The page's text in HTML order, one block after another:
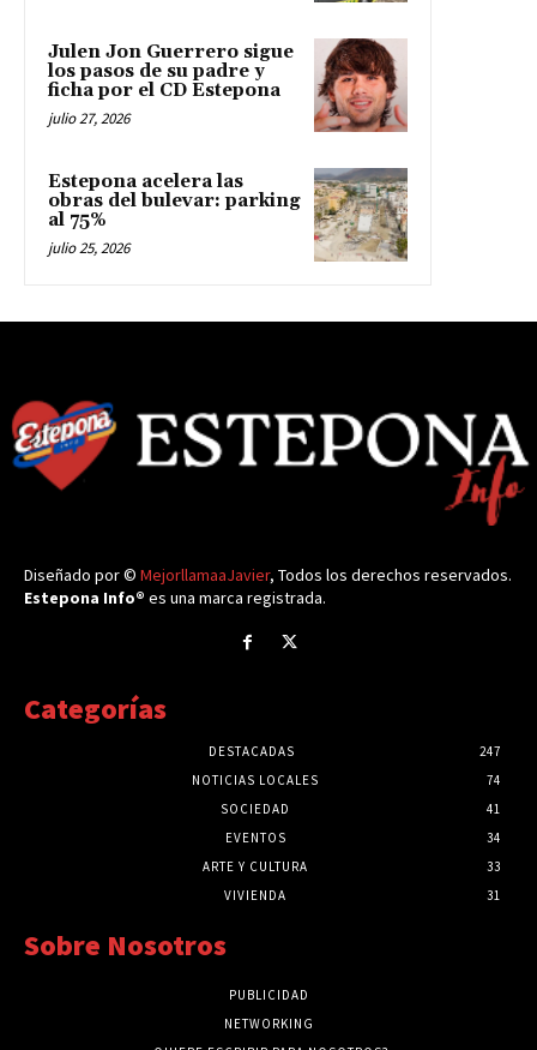
Julen Jon Guerrero sigue
los pasos de su padre y
ficha por el CD Estepona
julio 27, 2026
Estepona acelera las
obras del bulevar: parking
al 75%
julio 25, 2026
Diseñado por © MejorllamaaJavier, Todos los derechos reservados.
Estepona Info® es una marca registrada.
Categorías
DESTACADAS
247
NOTICIAS LOCALES
74
SOCIEDAD
41
EVENTOS
34
ARTE Y CULTURA
33
VIVIENDA
31
Sobre Nosotros
PUBLICIDAD
NETWORKING